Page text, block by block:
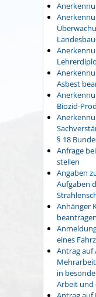
Asbest
Biozid-
§ 18
Anfrage
stellen
Angaben
Aufgaben
Anhänger
beantragen
eines
Antrag auf
in
Arbeit und